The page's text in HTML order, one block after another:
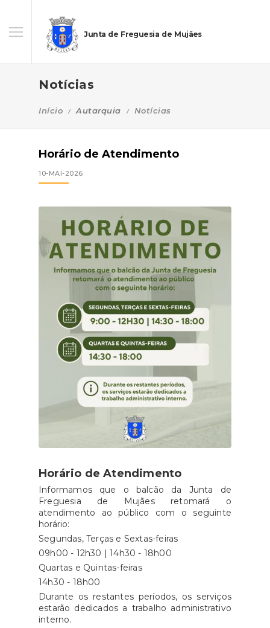
Junta de Freguesia de Mujães
Notícias
Início Autarquia Notícias
Horário de Atendimento
10-MAI-2026
Horário de Atendimento
Informamos que o balcão da Junta de
Freguesia de Mujães retomará o
atendimento ao público com o seguinte
horário:
Segundas, Terças e Sextas-feiras
09h00 - 12h30 | 14h30 - 18h00
Quartas e Quintas-feiras
14h30 - 18h00
Durante os restantes períodos, os serviços
estarão dedicados a trabalho administrativo
interno.